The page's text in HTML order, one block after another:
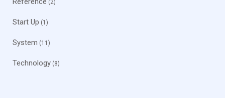
(2)
Start Up (1)
System (11)
Technology (8)